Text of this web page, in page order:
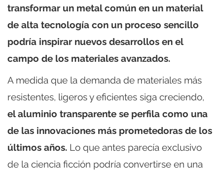
transformar un metal común en un material
de alta tecnología con un proceso sencillo
podría inspirar nuevos desarrollos en el
campo de los materiales avanzados.
A medida que la demanda de materiales más
resistentes, ligeros y eficientes siga creciendo,
el aluminio transparente se perfila como una
de las innovaciones más prometedoras de los
últimos años. Lo que antes parecía exclusivo
de la ciencia ficción podría convertirse en una